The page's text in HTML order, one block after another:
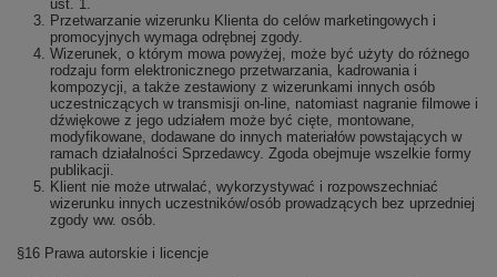
ust. 1.
Przetwarzanie wizerunku Klienta do celów marketingowych i
promocyjnych wymaga odrębnej zgody.
Wizerunek, o którym mowa powyżej, może być użyty do różnego
rodzaju form elektronicznego przetwarzania, kadrowania i
kompozycji, a także zestawiony z wizerunkami innych osób
uczestniczących w transmisji on-line, natomiast nagranie filmowe i
dźwiękowe z jego udziałem może być cięte, montowane,
modyfikowane, dodawane do innych materiałów powstających w
ramach działalności Sprzedawcy. Zgoda obejmuje wszelkie formy
publikacji.
Klient nie może utrwalać, wykorzystywać i rozpowszechniać
wizerunku innych uczestników/osób prowadzących bez uprzedniej
zgody ww. osób.
§16 Prawa autorskie i licencje